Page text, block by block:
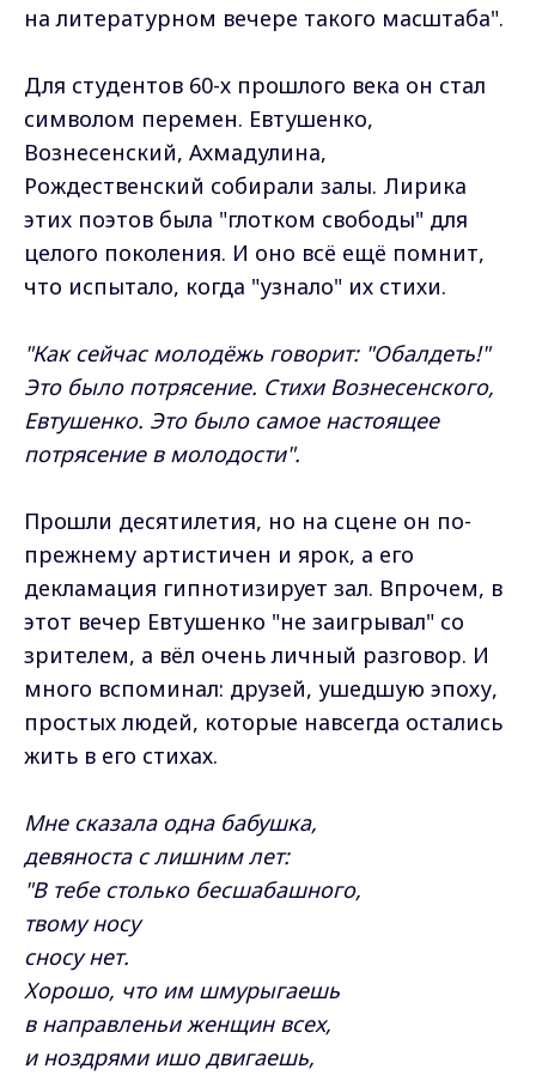
на литературном вечере такого масштаба".
Для студентов 60-х прошлого века он стал
символом перемен. Евтушенко,
Вознесенский, Ахмадулина,
Рождественский собирали залы. Лирика
этих поэтов была "глотком свободы" для
целого поколения. И оно всё ещё помнит,
что испытало, когда "узнало" их стихи.
"Как сейчас молодёжь говорит: "Обалдеть!"
Это было потрясение. Стихи Вознесенского,
Евтушенко. Это было самое настоящее
потрясение в молодости".
Прошли десятилетия, но на сцене он по-
прежнему артистичен и ярок, а его
декламация гипнотизирует зал. Впрочем, в
этот вечер Евтушенко "не заигрывал" со
зрителем, а вёл очень личный разговор. И
много вспоминал: друзей, ушедшую эпоху,
простых людей, которые навсегда остались
жить в его стихах.
Мне сказала одна бабушка,
девяноста с лишним лет:
"В тебе столько бесшабашного,
твому носу
сносу нет.
Хорошо, что им шмурыгаешь
в направленьи женщин всех,
и ноздрями ишо двигаешь,